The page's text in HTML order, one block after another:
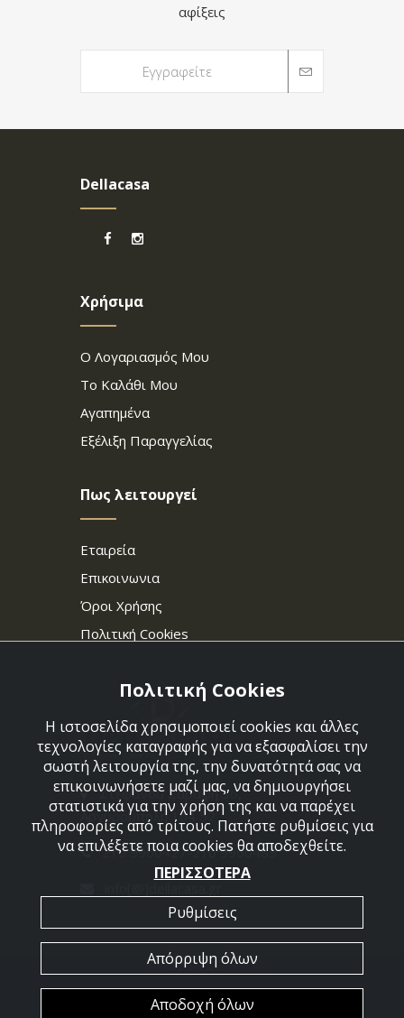
αφίξεις
Dellacasa
Χρήσιμα
Ο Λογαριασμός Μου
Το Καλάθι Μου
Αγαπημένα
Εξέλιξη Παραγγελίας
Πως λειτουργεί
Εταιρεία
Επικοινωνια
Όροι Χρήσης
Πολιτική Cookies
Στεφάνου Σαράφη 36,
Αργυρούπολη 164 52
210 9960427-210 9960489
2026 @ All Rights Reserved - Dellacasa
Πολιτική Cookies
Η ιστοσελίδα χρησιμοποιεί cookies και άλλες
τεχνολογίες καταγραφής για να εξασφαλίσει την
σωστή λειτουργία της, την δυνατότητά σας να
επικοινωνήσετε μαζί μας, να δημιουργήσει
στατιστικά για την χρήση της και να παρέχει
πληροφορίες από τρίτους. Πατήστε ρυθμίσεις για
να επιλέξετε ποια cookies θα αποδεχθείτε.
ΠΕΡΙΣΣΟΤΕΡΑ
Ρυθμίσεις
Απόρριψη όλων
Αποδοχή όλων